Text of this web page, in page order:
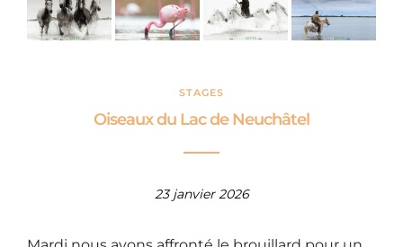
STAGES
Oiseaux du Lac de Neuchâtel
23 janvier 2026